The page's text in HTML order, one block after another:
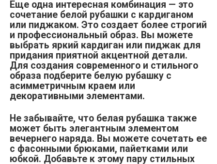
Еще одна интересная комбинация — это
сочетание белой рубашки с кардиганом
или пиджаком. Это создает более строгий
и профессиональный образ. Вы можете
выбрать яркий кардиган или пиджак для
придания приятной акцентной детали.
Для создания современного и стильного
образа подберите белую рубашку с
асимметричным краем или
декоративными элементами.
Не забывайте, что белая рубашка также
может быть элегантным элементом
вечернего наряда. Вы можете сочетать ее
с фасонными брюками, пайетками или
юбкой. Добавьте к этому пару стильных